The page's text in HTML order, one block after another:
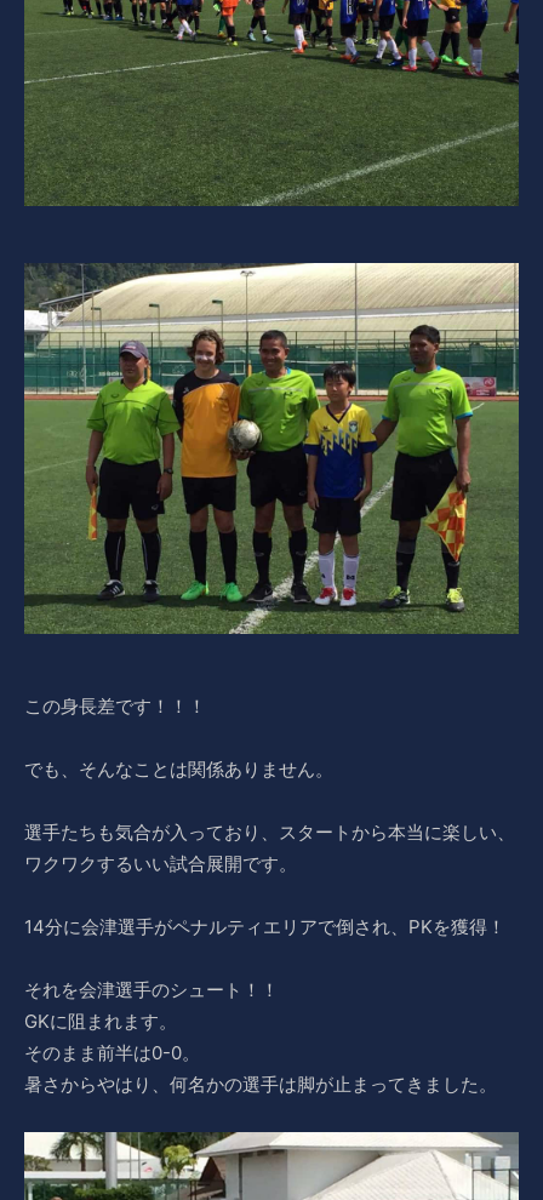
この身長差です！！！
でも、そんなことは関係ありません。
選手たちも気合が入っており、スタートから本当に楽しい、
ワクワクするいい試合展開です。
14分に会津選手がペナルティエリアで倒され、PKを獲得！
それを会津選手のシュート！！
GKに阻まれます。
そのまま前半は0-0。
暑さからやはり、何名かの選手は脚が止まってきました。